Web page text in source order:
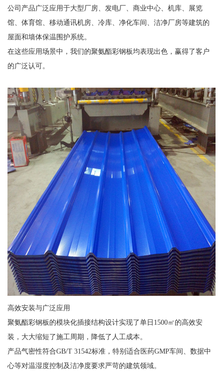
公司产品广泛应用于大型厂房、发电厂、商业中心、机库、展览
馆、体育馆、移动通讯机房、冷库、净化车间、洁净厂房等建筑的
屋面和墙体保温围护系统。
在这些应用场景中，我们的聚氨酯彩钢板均表现出色，赢得了客户
的广泛认可。
高效安装与广泛应用
聚氨酯彩钢板的模块化插接结构设计实现了单日1500㎡的高效安
装，大大缩短了施工周期，降低了人工成本。
产品气密性符合GB/T 31542标准，特别适合医药GMP车间、数据中
心等对温湿度控制及洁净度要求严苛的建筑领域。